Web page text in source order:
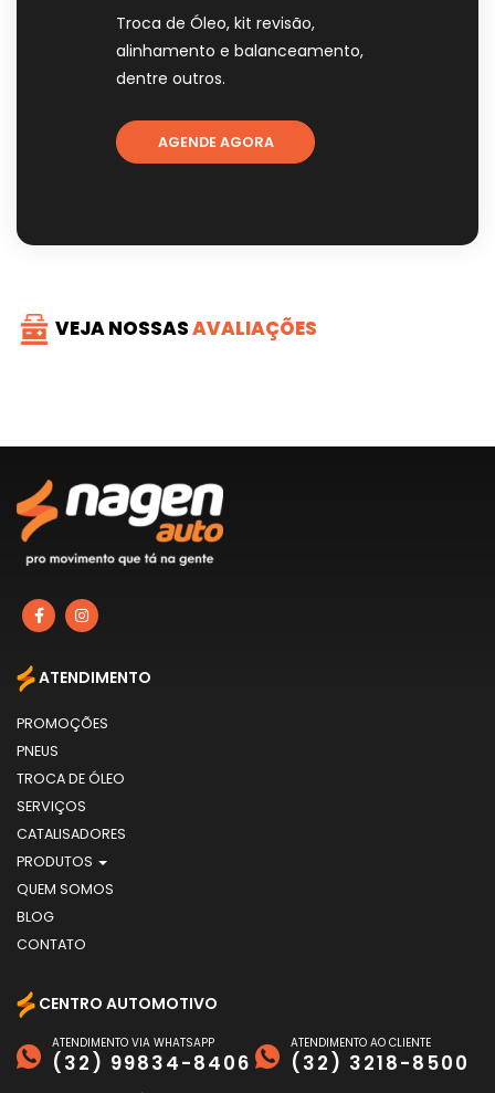
Troca de Óleo, kit revisão,
alinhamento e balanceamento,
dentre outros.
AGENDE AGORA
VEJA NOSSASAVALIAÇÕES
ATENDIMENTO
PROMOÇÕES
PNEUS
TROCA DE ÓLEO
SERVIÇOS
CATALISADORES
PRODUTOS
QUEM SOMOS
BLOG
CONTATO
CENTRO AUTOMOTIVO
ATENDIMENTO VIA WHATSAPP
(32) 99834-8406
ATENDIMENTO AO CLIENTE
(32) 3218-8500